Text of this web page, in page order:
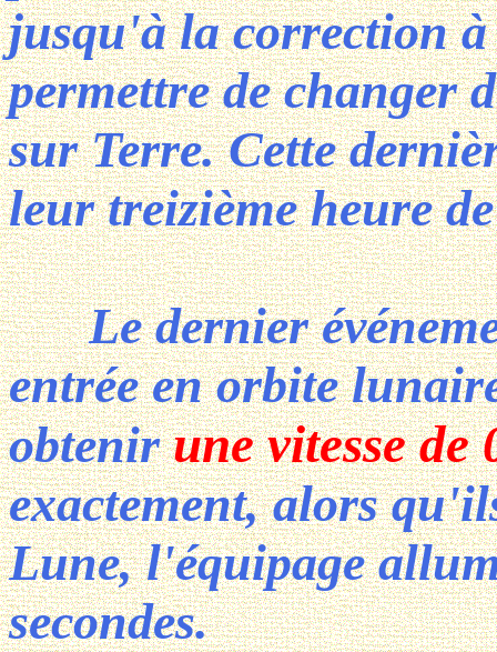
jusqu'à la correction
permettre de changer
sur Terre. Cette
leur treizième heure
Le dernier
entrée en orbite
obtenirune vitesse de
exactement, alors
Lune, l'équipage
secondes.